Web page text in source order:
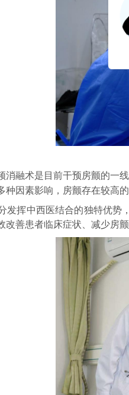
消融术是目前干预房颤的一
因素影响，房颤存在较高
发挥中西医结合的独特优势
改善患者临床症状、减少房颤